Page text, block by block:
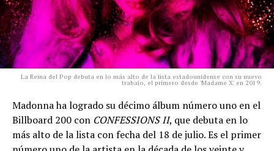
La Reina del Pop debuta en lo más alto de la lista estadounidense con su nuevo
trabajo, el primero desde 'Madame X' en 2019.
Madonna ha logrado su décimo álbum número uno en el
Billboard 200 con CONFESSIONS II, que debuta en lo
más alto de la lista con fecha del 18 de julio. Es el primer